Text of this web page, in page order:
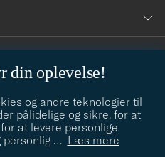
din oplevelse!
og andre teknologier til
pålidelige og sikre, for at
at levere personlige
personlig … Læs mere
Lad os hjælpe dig, vi hjælper